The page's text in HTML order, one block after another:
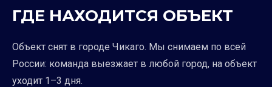
ГДЕ НАХОДИТСЯ ОБЪЕКТ
Объект снят в городе Чикаго. Мы снимаем по всей
России: команда выезжает в любой город, на объект
уходит 1–3 дня.